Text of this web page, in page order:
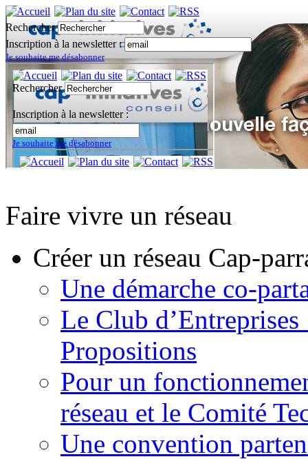
Rechercher
Inscription à la newsletter :
Je souhaite me désabonner
Faire vivre un réseau
Créer un réseau Cap-
Une démarche co-
Le Club
Propositions
Pour un
réseau et le Comité
Une convention